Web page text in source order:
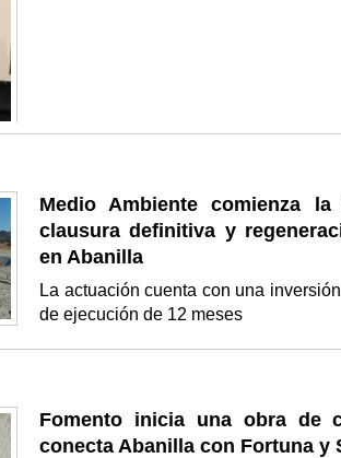
Medio Ambiente comienza
clausura definitiva y
en Abanilla
La actuación cuenta con una
de ejecución de 12 meses
Fomento inicia una obra de
conecta Abanilla con Fortuna y